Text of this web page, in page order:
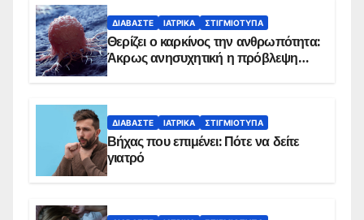
ΔΙΑΒΆΣΤΕ ΙΑΤΡΙΚΆ ΣΤΙΓΜΙΌΤΥΠΑ
Θερίζει ο καρκίνος την ανθρωπότητα:
Άκρως ανησυχητική η πρόβλεψη…
ΔΙΑΒΆΣΤΕ ΙΑΤΡΙΚΆ ΣΤΙΓΜΙΌΤΥΠΑ
Βήχας που επιμένει: Πότε να δείτε
γιατρό